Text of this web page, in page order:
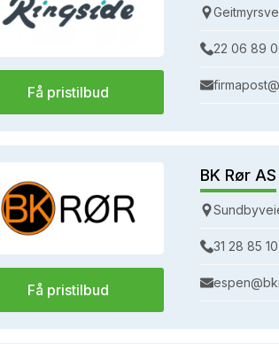
Få pristilbud
22 06 89
Få pristilbud
BK Rør AS
31 28 85 10